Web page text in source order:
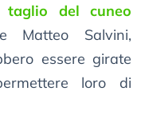
taglio del cuneo
Matteo Salvini,
essere girate
loro di